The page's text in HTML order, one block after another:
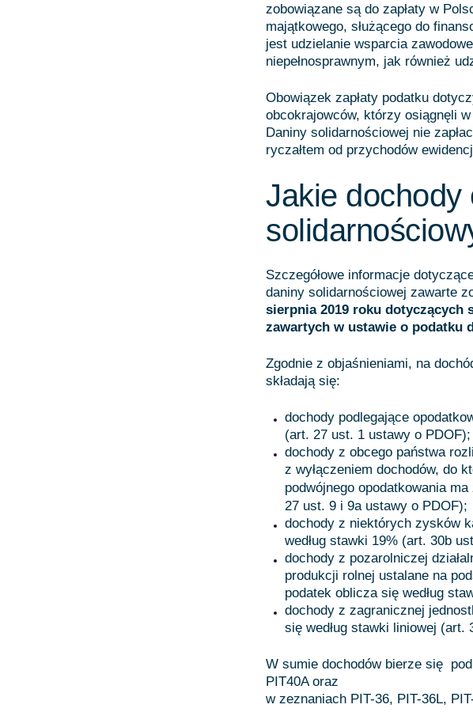
zobowiązane są do zapłaty w
majątkowego, służącego do
jest udzielanie wsparcia
niepełnosprawnym, jak również
Obowiązek zapłaty podatku
obcokrajowców, którzy osiągnęli
Daniny solidarnościowej nie
ryczałtem od przychodów
Jakie dochody
Szczegółowe informacje
daniny solidarnościowej zawarte
sierpnia 2019 roku dotyczących
zawartych w ustawie o podatku
Zgodnie z objaśnieniami, na
składają się:
dochody podlegające
(art. 27 ust. 1 ustawy o PDOF);
dochody z obcego państwa
z wyłączeniem dochodów, do
podwójnego opodatkowania
27 ust. 9 i 9a ustawy o PDOF);
dochody z niektórych zysków
według stawki 19% (art. 30b
dochody z pozarolniczej
produkcji rolnej ustalane na
podatek oblicza się według
dochody z zagranicznej
się według stawki liniowej (art.
W sumie dochodów bierze się
PIT40A oraz
w zeznaniach PIT-36, PIT-36L,